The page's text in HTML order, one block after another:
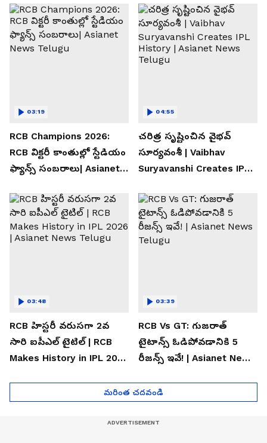
RCB Champions 2026:
RCB విక్టరీ కాంతుల్లో స్టేడియం
ఫ్యాన్స్ సంబరాలు| Asianet
03:19
చరిత్ర సృష్టించిన వైభవ్
సూర్యవంశీ | Vaibhav
Suryavanshi Creates IPL
Telugu
04:55
RCB హిస్టరీ వరుసగా 2వ
సారి ఐపీఎల్ టైటిల్ | RCB
Makes History in IPL 2026
03:48
RCB Vs GT: గుజరాత్
టైటాన్స్ ఓడిపోవడానికి 5
రీజన్స్ ఇవే! | Asianet News
03:39
మరింత చదవండి